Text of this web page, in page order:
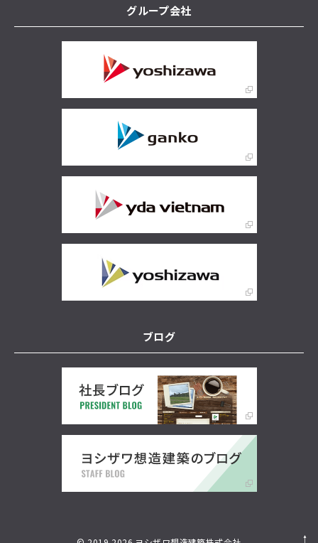
グループ会社
ブログ